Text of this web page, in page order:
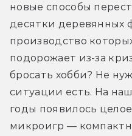
новые способы
десятки деревянных
производство
подорожает из-за
бросать хобби? Не
ситуации есть. На
годы появилось
микроигр —